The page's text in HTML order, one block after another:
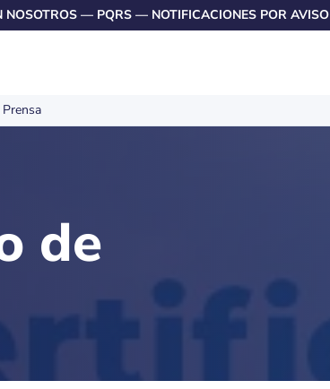
NOSOTROS — PQRS — NOTIFICACIONES POR AVISO
de